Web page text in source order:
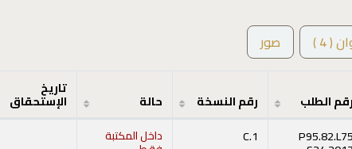
( 4 ) صور
رقم الطلب رقم النسخة حالة
تاريخ
الإستحقاق
P95.82.L75
C.1 داخل المكتبة